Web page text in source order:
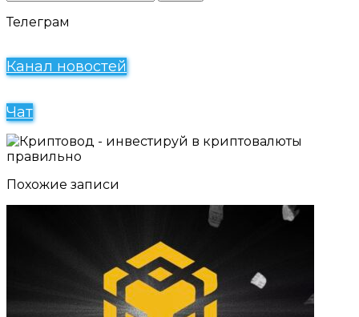
Телеграм
Канал новостей
Чат
Похожие записи